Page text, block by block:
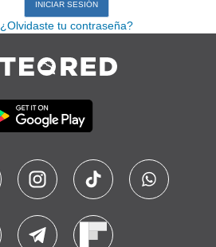
¿Olvidaste tu contraseña?